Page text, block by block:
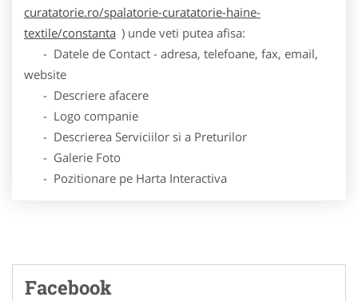
curatatorie.ro/spalatorie-curatatorie-haine-
textile/constanta ) unde veti putea afisa:
- Datele de Contact - adresa, telefoane, fax, email,
website
- Descriere afacere
- Logo companie
- Descrierea Serviciilor si a Preturilor
- Galerie Foto
- Pozitionare pe Harta Interactiva
Facebook